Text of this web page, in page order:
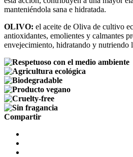
manteniéndola sana e hidratada.
OLIVO: el aceite de Oliva de cultivo
antioxidantes, emolientes y calmantes
envejecimiento, hidratando y nutriendo
Compartir